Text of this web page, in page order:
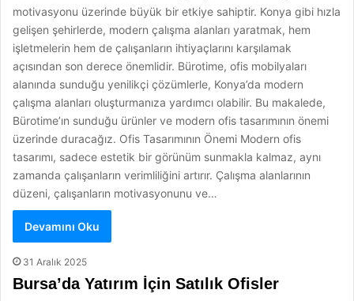
motivasyonu üzerinde büyük bir etkiye sahiptir. Konya gibi hızla
gelişen şehirlerde, modern çalışma alanları yaratmak, hem
işletmelerin hem de çalışanların ihtiyaçlarını karşılamak
açısından son derece önemlidir. Bürotime, ofis mobilyaları
alanında sunduğu yenilikçi çözümlerle, Konya’da modern
çalışma alanları oluşturmanıza yardımcı olabilir. Bu makalede,
Bürotime’ın sunduğu ürünler ve modern ofis tasarımının önemi
üzerinde duracağız. Ofis Tasarımının Önemi Modern ofis
tasarımı, sadece estetik bir görünüm sunmakla kalmaz, aynı
zamanda çalışanların verimliliğini artırır. Çalışma alanlarının
düzeni, çalışanların motivasyonunu ve…
Devamını Oku
31 Aralık 2025
Bursa’da Yatırım İçin Satılık Ofisler